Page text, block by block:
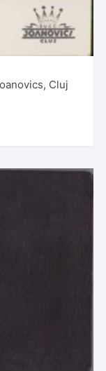
Cluj